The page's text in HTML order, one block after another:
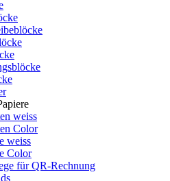
weiss
Color
weiss
Color
für QR-Rechnung